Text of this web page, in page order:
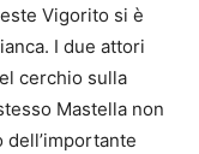
Vigorito si è
I due attori
cerchio sulla
Mastella non
dell’importante